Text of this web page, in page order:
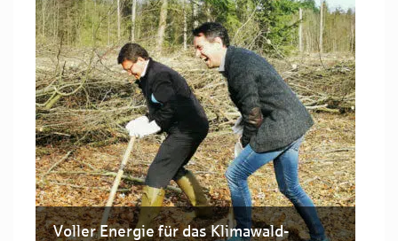
Voller Energie für das Klimawald-